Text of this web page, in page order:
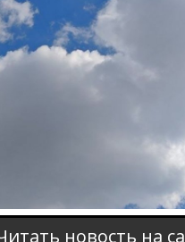
новость на